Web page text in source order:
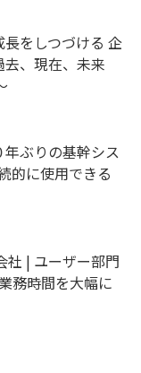
をしつづける 企
去、現在、未来
ぶりの基幹シス
的に使用できる
社 | ユーザー部門
務時間を大幅に